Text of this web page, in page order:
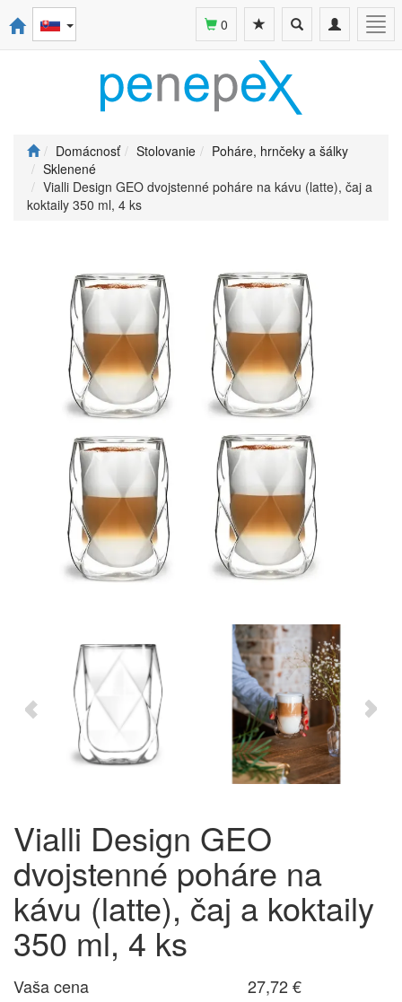
Toggle
navigation
Toggle
search
0
Domácnosť Stolovanie
Poháre, hrnčeky a šálky
Sklenené
Vialli Design GEO dvojstenné poháre na kávu (latte), čaj a
koktaily 350 ml, 4 ks
Vialli Design GEO
dvojstenné poháre na
kávu (latte), čaj a koktaily
350 ml, 4 ks
Vaša cena
27,72 €